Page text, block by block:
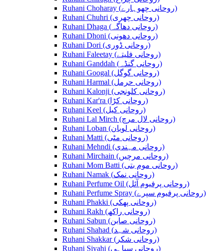
Ruhani Choharay (روحانی چھوہارے)
Ruhani Chuhri (روحانی چھری)
Ruhani Dhaga (روحانی دھاگہ)
Ruhani Dhoni (روحانی دھونی)
Ruhani Dori (روحانی ڈوری)
Ruhani Faleetay (روحانی فلیتے)
Ruhani Ganddah (روحانی گنڈہ)
Ruhani Googal (روحانی گوگل)
Ruhani Harmal (روحانی حرمل)
Ruhani Kalonji (روحانی کلونجی)
Ruhani Kar'ra (روحانی کڑا)
Ruhani Keel (روحانی کیل)
Ruhani Lal Mirch (روحانی لال مرچ)
Ruhani Loban (روحانی لوبان)
Ruhani Matti (روحانی مٹی)
Ruhani Mehndi (روحانی مہندی)
Ruhani Mirchain (روحانی مرچیں)
Ruhani Mom Batti (روحانی موم بتی)
Ruhani Namak (روحانی نمک)
Ruhani Perfume Oil (روحانی پرفیوم آئل)
Ruhani Perfume Spray (روحانی پرفیوم سپرے)
Ruhani Phakki (روحانی پھکی)
Ruhani Rakh (روحانی راکھ)
Ruhani Sabun (روحانی صابن)
Ruhani Shahad (روحانی شہد)
Ruhani Shakkar (روحانی شکر)
Ruhani Siyahi (روحانی سیاہی)